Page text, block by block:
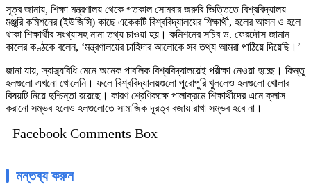
সূত্র জানায়, শিক্ষা মন্ত্রণালয় থেকে গতকাল সোমবার জরুরি ভিত্তিতে বিশ্ববিদ্যালয়
মঞ্জুরি কমিশনের (ইউজিসি) কাছে একেকটি বিশ্ববিদ্যালয়ের শিক্ষার্থী, হলের আসন ও হলে
থাকা শিক্ষার্থীর সংখ্যাসহ নানা তথ্য চাওয়া হয়। কমিশনের সচিব ড. ফেরদৌস জামান
কালের কণ্ঠকে বলেন, ‘মন্ত্রণালয়ের চাহিদার আলোকে সব তথ্য আমরা পাঠিয়ে দিয়েছি।’
জানা যায়, স্বাস্থ্যবিধি মেনে অনেক পাবলিক বিশ্ববিদ্যালয়েই পরীক্ষা নেওয়া হচ্ছে। কিন্তু
হলগুলো এখনো খোলেনি। ফলে বিশ্ববিদ্যালয়গুলো পুরোপুরি খুললেও হলগুলো খোলার
বিষয়টি নিয়ে দুশ্চিন্তা রয়েছে। কারণ শ্রেণিকক্ষে পালাক্রমে শিক্ষার্থীদের এনে ক্লাস
করানো সম্ভব হলেও হলগুলোতে সামাজিক দূরত্ব বজায় রাখা সম্ভব হবে না।
Facebook Comments Box
মন্তব্য করুন